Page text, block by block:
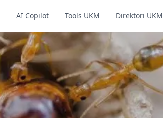
AI Copilot Tools UKM Direktori UKM